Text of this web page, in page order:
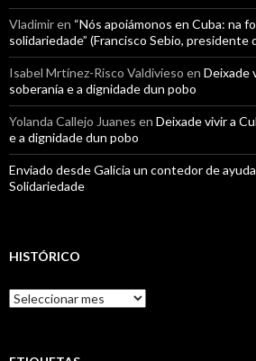
Vladimiren “Nós apoiámonos en Cuba: na
solidariedade” (Francisco Sebio, presidente
Isabel Mrtínez-Risco Valdivieso en Deixade
soberanía e a dignidade dun pobo
Yolanda Callejo Juanes en Deixade vivir a
e a dignidade dun pobo
Enviado desde Galicia un contedor de
Solidariedade
HISTÓRICO
Histórico